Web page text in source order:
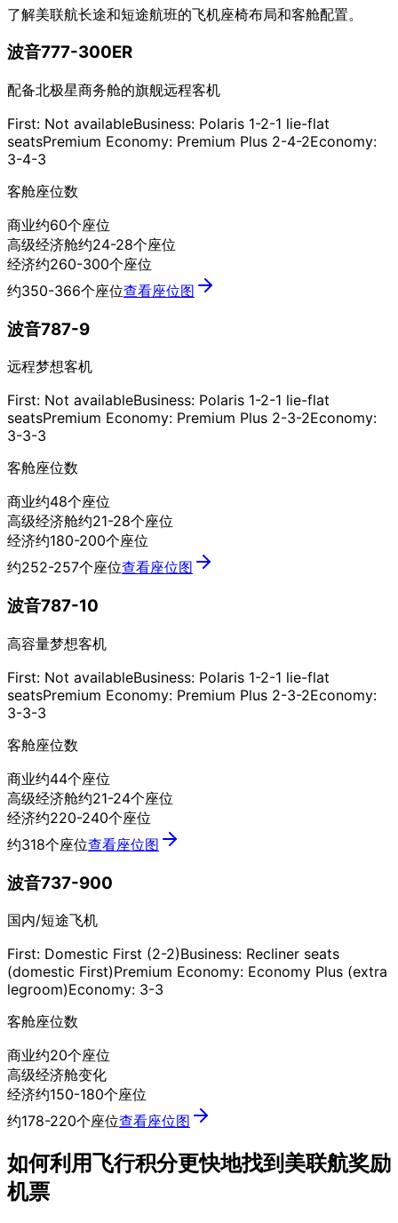
了解美联航长途和短途航班的飞机座椅布局和客舱配置。
波音777-300ER
配备北极星商务舱的旗舰远程客机
First: Not availableBusiness: Polaris 1-2-1 lie-flat
seatsPremium Economy: Premium Plus 2-4-2Economy:
3-4-3
客舱座位数
商业约60个座位
高级经济舱约24-28个座位
经济约260-300个座位
约350-366个座位查看座位图
波音787-9
远程梦想客机
First: Not availableBusiness: Polaris 1-2-1 lie-flat
seatsPremium Economy: Premium Plus 2-3-2Economy:
3-3-3
客舱座位数
商业约48个座位
高级经济舱约21-28个座位
经济约180-200个座位
约252-257个座位查看座位图
波音787-10
高容量梦想客机
First: Not availableBusiness: Polaris 1-2-1 lie-flat
seatsPremium Economy: Premium Plus 2-3-2Economy:
3-3-3
客舱座位数
商业约44个座位
高级经济舱约21-24个座位
经济约220-240个座位
约318个座位查看座位图
波音737-900
国内/短途飞机
First: Domestic First (2-2)Business: Recliner seats
(domestic First)Premium Economy: Economy Plus (extra
legroom)Economy: 3-3
客舱座位数
商业约20个座位
高级经济舱变化
经济约150-180个座位
约178-220个座位查看座位图
如何利用飞行积分更快地找到美联航奖励
机票